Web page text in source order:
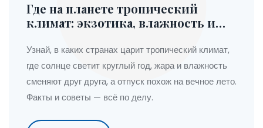
Где на планете тропический
климат: экзотика, влажность и
Узнай, в каких странах царит тропический климат,
где солнце светит круглый год, жара и влажность
сменяют друг друга, а отпуск похож на вечное лето.
Факты и советы — всё по делу.